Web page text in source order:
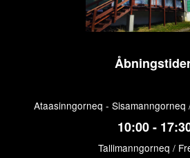
Ataasinngorneq - Sisamanngorneq
10:00 -
Tallimanngorneq /